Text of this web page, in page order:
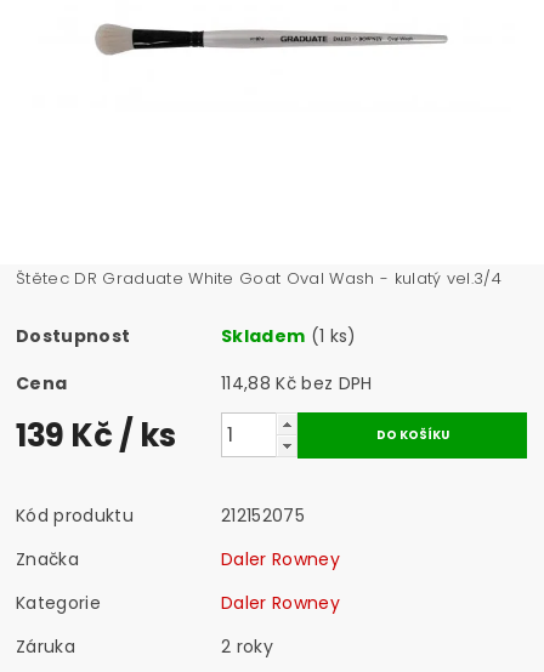
Štětec DR Graduate White Goat Oval Wash - kulatý vel.3/4
Dostupnost Skladem (1 ks)
Cena
114,88 Kč bez DPH
139 Kč/ ks
Kód produktu
212152075
Značka
Daler Rowney
Kategorie
Daler Rowney
Záruka
2 roky